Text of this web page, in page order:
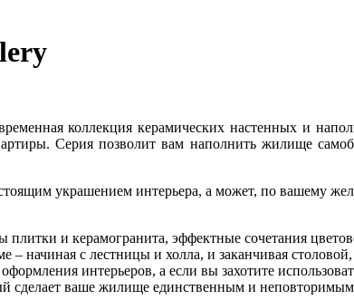
коллекция керамических настенных и
Серия позволит вам наполнить жилище
украшением интерьера, а может, по вашему
плитки и керамогранита, эффектные сочетания
начиная с лестницы и холла, и заканчивая
интерьеров, а если вы захотите
сделает ваше жилище единственным и